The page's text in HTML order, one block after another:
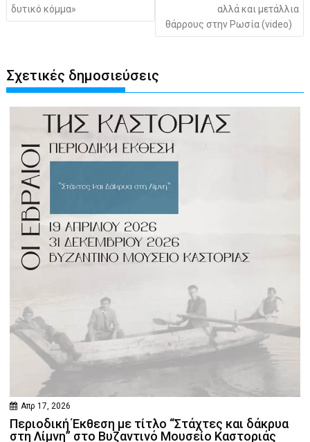
δυτικό κόμμα»
αλλά και μετάλλια
θάρρους στην Ρωσία (video)
Σχετικές δημοσιεύσεις
Απρ 17, 2026
Περιοδική Έκθεση με τίτλο “Στάχτες και δάκρυα
στη Λίμνη” στο Βυζαντινό Μουσείο Καστοριάς